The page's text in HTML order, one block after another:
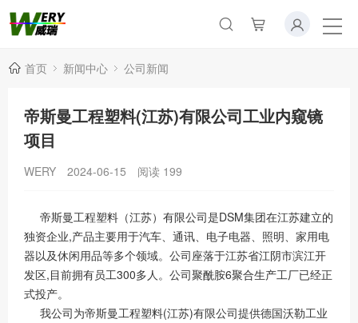
首页 新闻中心 公司新闻
帝斯曼工程塑料(江苏)有限公司工业内窥镜
项目
WERY 2024-06-15 阅读 199
帝斯曼工程塑料（江苏）有限公司是DSM集团在江苏建立的
独资企业,产品主要用于汽车、通讯、电子电器、照明、家用电
器以及休闲用品等多个领域。公司座落于江苏省江阴市滨江开
发区,目前拥有员工300多人。公司聚酰胺6聚合生产工厂已经正
式投产。
我公司为帝斯曼工程塑料(江苏)有限公司提供德国沃勒工业